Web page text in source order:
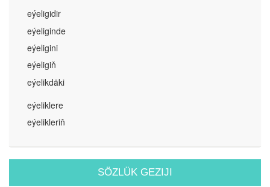
eýeligidir
eýeliginde
eýeligini
eýeligiň
eýelikdäki
eýeliklere
eýelikleriň
SÖZLÜK GEZIJI